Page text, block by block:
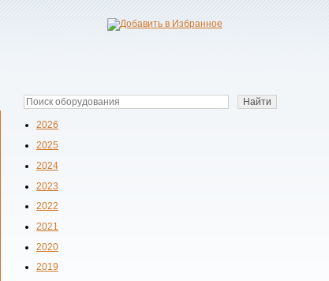
2026
2025
2024
2023
2022
2021
2020
2019